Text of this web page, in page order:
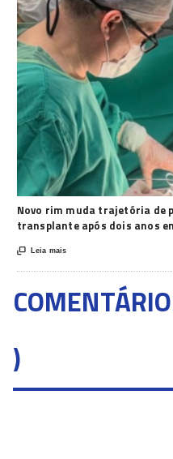
Novo rim muda trajetória de
transplante após dois anos
 Leia mais
)